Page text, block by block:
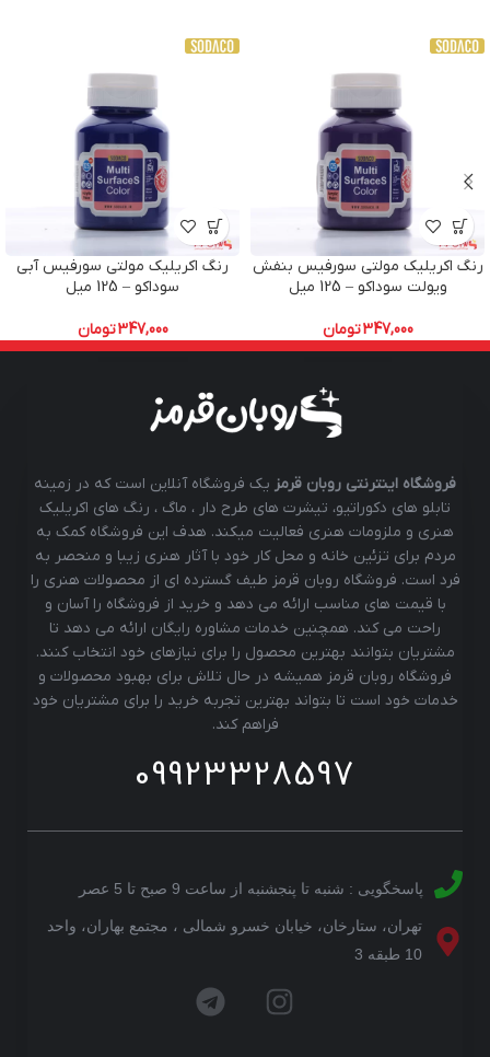
رنگ اکریلیک مولتی سورفیس بنفش
ویولت سوداکو – 125 میل
347,000تومان
رنگ اکریلیک مولتی سورفیس آبی
سوداکو – 125 میل
347,000تومان
فروشگاه اینترنتی روبان قرمز یک فروشگاه آنلاین است که در زمینه
تابلو های دکوراتیو، تیشرت های طرح دار ، ماگ ، رنگ های اکریلیک
هنری و ملزومات هنری فعالیت میکند. هدف این فروشگاه کمک به
مردم برای تزئین خانه و محل کار خود با آثار هنری زیبا و منحصر به
فرد است. فروشگاه روبان قرمز طیف گسترده ای از محصولات هنری را
با قیمت های مناسب ارائه می دهد و خرید از فروشگاه را آسان و
راحت می کند. همچنین خدمات مشاوره رایگان ارائه می دهد تا
مشتریان بتوانند بهترین محصول را برای نیازهای خود انتخاب کنند.
فروشگاه روبان قرمز همیشه در حال تلاش برای بهبود محصولات و
خدمات خود است تا بتواند بهترین تجربه خرید را برای مشتریان خود
فراهم کند.
09923328597
پاسخگویی : شنبه تا پنجشنبه از ساعت 9 صبح تا 5 عصر
تهران، ستارخان، خیابان خسرو شمالی ، مجتمع بهاران، واحد
10 طبقه 3